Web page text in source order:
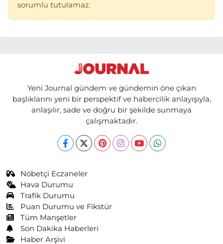
sorumlu tutulamaz.
Yeni Journal gündem ve gündemin öne çıkan
başlıklarını yeni bir perspektif ve habercilik anlayışıyla,
anlaşılır, sade ve doğru bir şekilde sunmaya
çalışmaktadır.
Nöbetçi Eczaneler
Hava Durumu
Trafik Durumu
Puan Durumu ve Fikstür
Tüm Manşetler
Son Dakika Haberleri
Haber Arşivi